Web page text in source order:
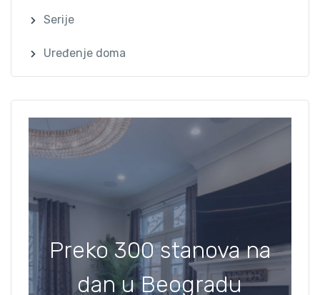
Serije
Uređenje doma
Preko 300 stanova na
dan u Beogradu